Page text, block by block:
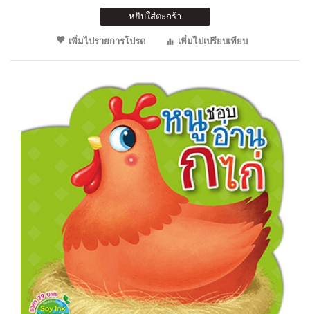
หยิบใส่ตะกร้า
เพิ่มไปรายการโปรด
เพิ่มไปเปรียบเทียบ